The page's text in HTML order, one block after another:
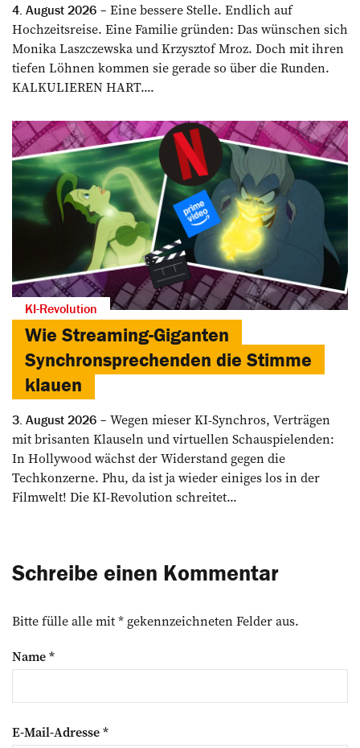
4. August 2026
Eine bessere Stelle. Endlich auf
Hochzeitsreise. Eine Familie gründen: Das wünschen sich
Monika Laszczewska und Krzysztof Mroz. Doch mit ihren
tiefen Löhnen kommen sie gerade so über die Runden.
KALKULIEREN HART....
KI-Revolution
Wie Streaming-Giganten
Synchronsprechenden die Stimme
klauen
3. August 2026
Wegen mieser KI-Synchros, Verträgen
mit brisanten Klauseln und virtuellen Schauspielenden:
In Hollywood wächst der Widerstand gegen die
Techkonzerne. Phu, da ist ja wieder einiges los in der
Filmwelt! Die KI-Revolution schreitet...
Schreibe einen Kommentar
Bitte fülle alle mit * gekennzeichneten Felder aus.
Name*
E-Mail-Adresse*